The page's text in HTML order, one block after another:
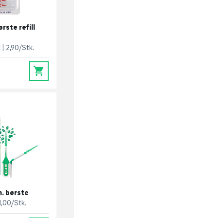
refill
2,90/Stk.
0
børste
Stk.